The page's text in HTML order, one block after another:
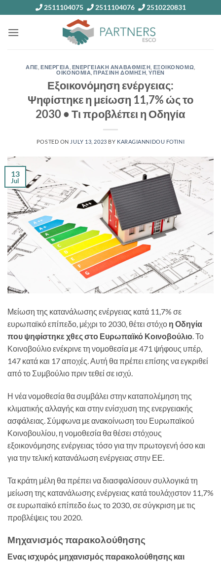
to
content
2511104075 2511104076 2510220831
ΑΠΕ ,ΕΝΕΡΓΕΙΑ ΕΝΕΡΓΕΙΑΚΗ ΑΝΑΒΑΘΜΙΣΗ ΕΞΟΙΚΟΝΟΜΩ
ΟΙΚΟΝΟΜΙΑ ,ΠΡΑΣΙΝΗ ΔΟΜΗΣΗ ,ΥΠΕΝ
Εξοικονόμηση ενέργειας:
Ψηφίστηκε η μείωση 11,7% ώς το
2030 • Τι προβλέπει η Οδηγία
POSTED ON JULY 13, 2023 BY KARAGIANNIDOU FOTINI
13
Jul
Μείωση της κατανάλωσης ενέργειας κατά 11,7% σε
ευρωπαϊκό επίπεδο, μέχρι το 2030, θέτει στόχο η Οδηγία
που ψηφίστηκε χθες στο Ευρωπαϊκό Κοινοβούλιο. Το
Κοινοβούλιο ενέκρινε τη νομοθεσία με 471 ψήφους υπέρ,
147 κατά και 17 αποχές. Αυτή θα πρέπει επίσης να εγκριθεί
από το Συμβούλιο πριν τεθεί σε ισχύ.
Η νέα νομοθεσία θα συμβάλει στην καταπολέμηση της
κλιματικής αλλαγής και στην ενίσχυση της ενεργειακής
ασφάλειας. Σύμφωνα με ανακοίνωση του Ευρωπαϊκού
Κοινοβουλίου, η νομοθεσία θα θέσει στόχους
εξοικονόμησης ενέργειας τόσο για την πρωτογενή όσο και
για την τελική κατανάλωση ενέργειας στην ΕΕ.
Τα κράτη μέλη θα πρέπει να διασφαλίσουν συλλογικά τη
μείωση της κατανάλωσης ενέργειας κατά τουλάχιστον 11,7%
σε ευρωπαϊκό επίπεδο έως το 2030, σε σύγκριση με τις
προβλέψεις του 2020.
Μηχανισμός παρακολούθησης
Ενας ισχυρός μηχανισμός παρακολούθησης και